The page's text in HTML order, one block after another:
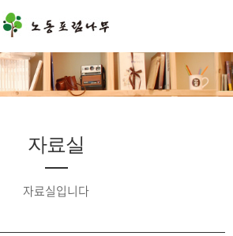
자료실
자료실입니다